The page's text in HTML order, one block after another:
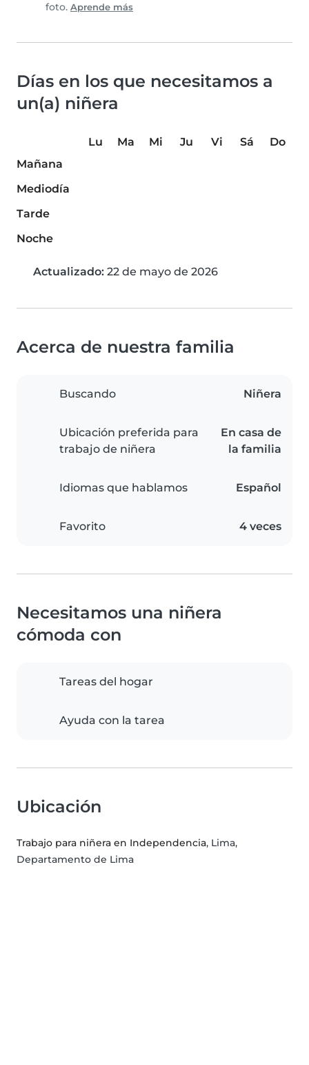
foto. Aprende más
Días en los que necesitamos a
un(a) niñera
Lu Ma Mi Ju Vi Sá
Do
Mañana
Mediodía
Tarde
Noche
Actualizado: 22 de mayo de 2026
Acerca de nuestra familia
Buscando Niñera
Ubicación preferida para
trabajo de niñera
En casa de
la familia
Idiomas que hablamos Español
Favorito 4 veces
Necesitamos una niñera
cómoda con
Tareas del hogar
Ayuda con la tarea
Ubicación
Trabajo para niñera en Independencia, Lima,
Departamento de Lima